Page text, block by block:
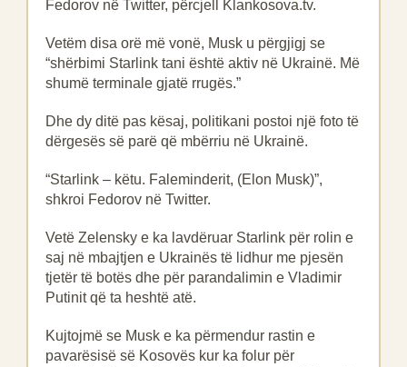
Fedorov në Twitter, përcjell Klankosova.tv.
Vetëm disa orë më vonë, Musk u përgjigj se
“shërbimi Starlink tani është aktiv në Ukrainë. Më
shumë terminale gjatë rrugës.”
Dhe dy ditë pas kësaj, politikani postoi një foto të
dërgesës së parë që mbërriu në Ukrainë.
“Starlink – këtu. Faleminderit, (Elon Musk)”,
shkroi Fedorov në Twitter.
Vetë Zelensky e ka lavdëruar Starlink për rolin e
saj në mbajtjen e Ukrainës të lidhur me pjesën
tjetër të botës dhe për parandalimin e Vladimir
Putinit që ta heshtë atë.
Kujtojmë se Musk e ka përmendur rastin e
pavarësisë së Kosovës kur ka folur për